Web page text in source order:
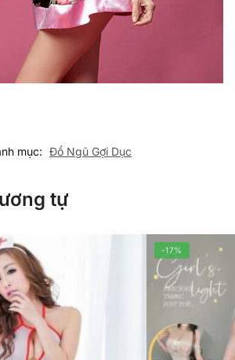
mục: Đồ Ngũ Gợi Dục
tự
-17%